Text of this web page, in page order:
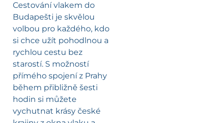
Cestování vlakem do
Budapešti je skvělou
volbou pro každého, kdo
si chce užít pohodlnou a
rychlou cestu bez
starostí. S možností
přímého spojení z Prahy
během přibližně šesti
hodin si můžete
vychutnat krásy české